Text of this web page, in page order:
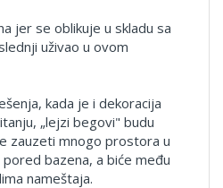
jer se oblikuje u skladu sa
uživao u ovom
kada je i dekoracija
„lejzi begovi" budu
zauzeti mnogo prostora u
bazena, a biće među
nameštaja.